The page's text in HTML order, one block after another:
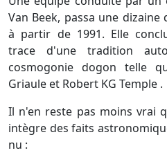
Van Beek, passa une dizaine
à partir de 1991. Elle
trace d'une tradition
cosmogonie dogon telle
Griaule et Robert KG Temple .
Il n'en reste pas moins vrai
intègre des faits
nu :